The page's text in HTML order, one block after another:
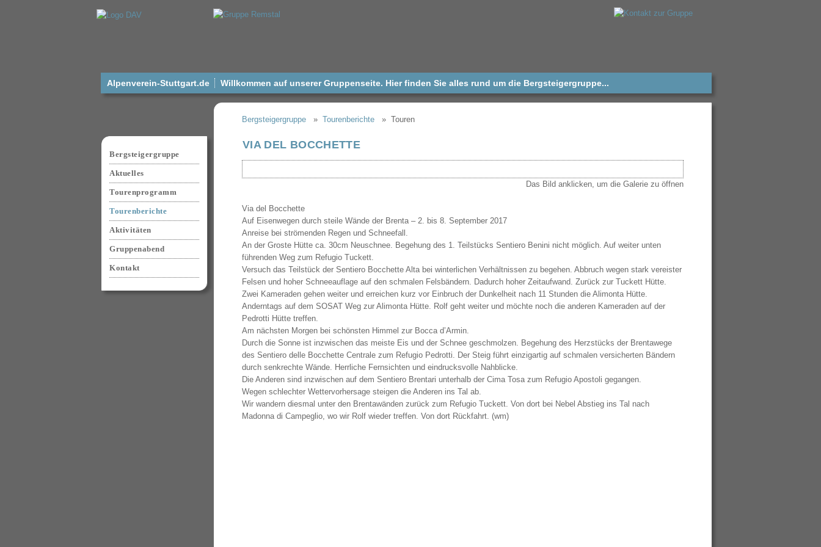
Alpenverein-Stuttgart.de Willkommen auf unserer Gruppenseite. Hier finden Sie alles rund um die Bergsteigergruppe...
Bergsteigergruppe Tourenberichte Touren
VIA DEL BOCCHETTE
Via del Bocchette
Auf Eisenwegen durch steile Wände der Brenta – 2. bis 8. September 2017
Anreise bei strömenden Regen und Schneefall.
An der Groste Hütte ca. 30cm Neuschnee. Begehung des 1. Teilstücks Sentiero Benini nicht möglich. Auf weiter unten
führenden Weg zum Refugio Tuckett.
Versuch das Teilstück der Sentiero Bocchette Alta bei winterlichen Verhältnissen zu begehen. Abbruch wegen stark vereister
Felsen und hoher Schneeauflage auf den schmalen Felsbändern. Dadurch hoher Zeitaufwand. Zurück zur Tuckett Hütte.
Zwei Kameraden gehen weiter und erreichen kurz vor Einbruch der Dunkelheit nach 11 Stunden die Alimonta Hütte.
Anderntags auf dem SOSAT Weg zur Alimonta Hütte. Rolf geht weiter und möchte noch die anderen Kameraden auf der
Pedrotti Hütte treffen.
Am nächsten Morgen bei schönsten Himmel zur Bocca d’Armin.
Durch die Sonne ist inzwischen das meiste Eis und der Schnee geschmolzen. Begehung des Herzstücks der Brentawege
des Sentiero delle Bocchette Centrale zum Refugio Pedrotti. Der Steig führt einzigartig auf schmalen versicherten Bändern
durch senkrechte Wände. Herrliche Fernsichten und eindrucksvolle Nahblicke.
Die Anderen sind inzwischen auf dem Sentiero Brentari unterhalb der Cima Tosa zum Refugio Apostoli gegangen.
Wegen schlechter Wettervorhersage steigen die Anderen ins Tal ab.
Wir wandern diesmal unter den Brentawänden zurück zum Refugio Tuckett. Von dort bei Nebel Abstieg ins Tal nach
Madonna di Campeglio, wo wir Rolf wieder treffen. Von dort Rückfahrt. (wm)
Navigation
überspringen
Bergsteigergruppe
Aktuelles
Tourenprogramm
Tourenberichte
Aktivitäten
Gruppenabend
Kontakt